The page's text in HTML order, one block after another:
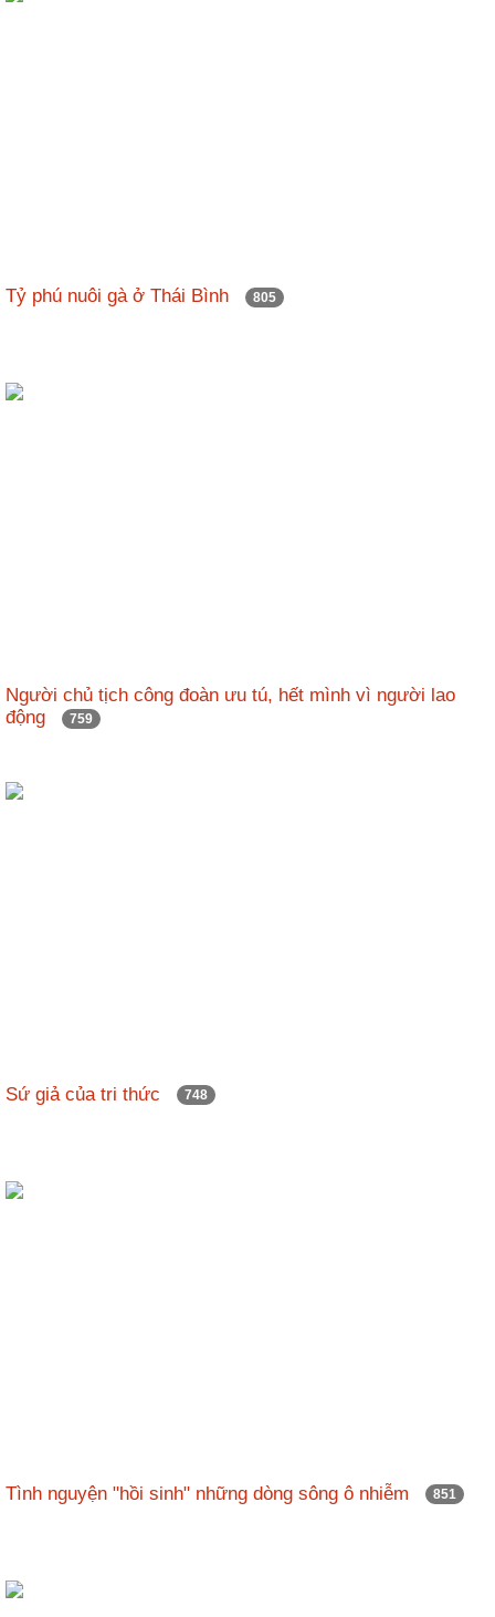
Tỷ phú nuôi gà ở Thái Bình 805
Người chủ tịch công đoàn ưu tú, hết mình vì người lao
động
759
Sứ giả của tri thức 748
Tình nguyện "hồi sinh" những dòng sông ô nhiễm 851